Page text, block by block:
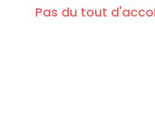
Pas du tout